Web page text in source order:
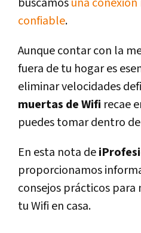
confiable.
Aunque contar con la
fuera de tu hogar es
eliminar velocidades
muertas de Wifi recae
puedes tomar dentro
En esta nota de
proporcionamos
consejos prácticos
tu Wifi en casa.